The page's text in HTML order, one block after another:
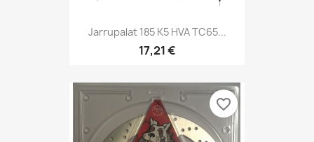
Jarrupalat 185 K5 HVA TC65...
17,21 €
favorite_border